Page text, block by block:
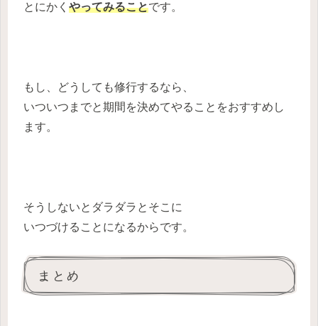
とにかく やってみることです。
もし、どうしても修行するなら、
いついつまでと期間を決めてやることをおすすめし
ます。
そうしないとダラダラとそこに
いつづけることになるからです。
まとめ